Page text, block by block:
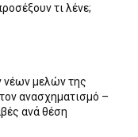
τι λένε;
νέων μελών της
ανασχηματισμό –
ανά θέση